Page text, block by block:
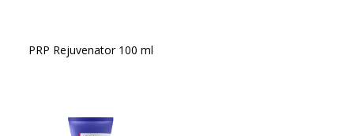
PRP Rejuvenator 100 ml